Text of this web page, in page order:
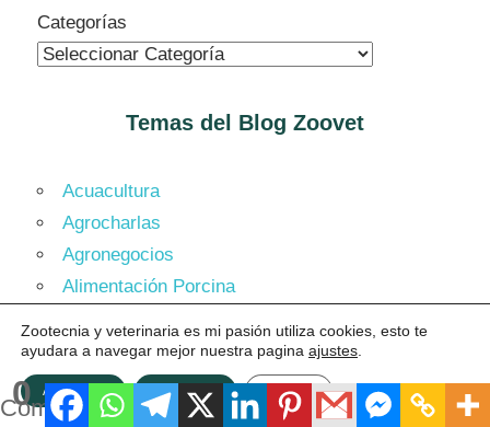
0
Compartidos
Categorías
Temas del Blog Zoovet
Acuacultura
Agrocharlas
Agronegocios
Alimentación Porcina
Avicultura
Bienestar Animal
Bufalos
Zootecnia y veterinaria es mi pasión utiliza cookies, esto te
ayudara a navegar mejor nuestra pagina ajustes
ACEPTAR Rechazar Ajustes